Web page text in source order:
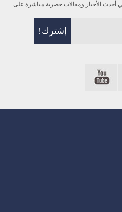
أحدث الأخبار ومقالات حصرية مباشرة على